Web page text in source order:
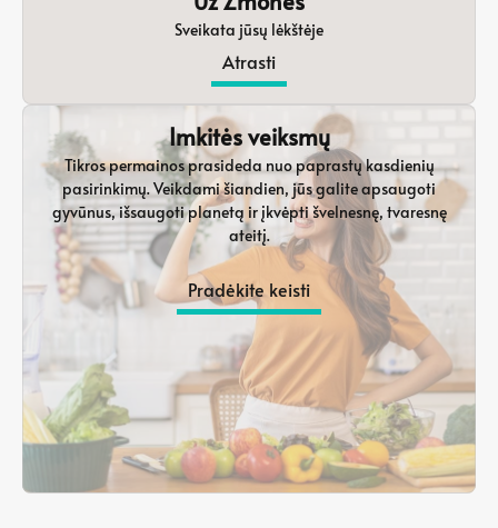
Sveikata jūsų lėkštėje
Atrasti
Imkitės veiksmų
Tikros permainos prasideda nuo paprastų kasdienių
pasirinkimų. Veikdami šiandien, jūs galite apsaugoti
gyvūnus, išsaugoti planetą ir įkvėpti švelnesnę, tvaresnę
ateitį.
Pradėkite keisti